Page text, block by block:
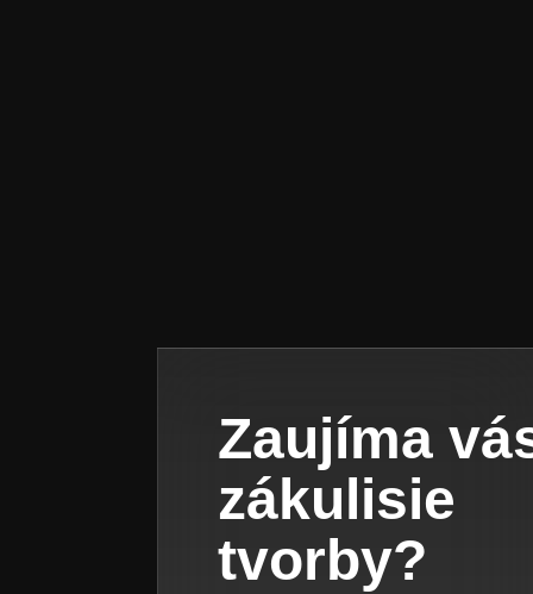
Zaujíma
zákulisie
tvorby?